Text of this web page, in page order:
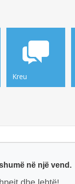
Kreu
në një vend.